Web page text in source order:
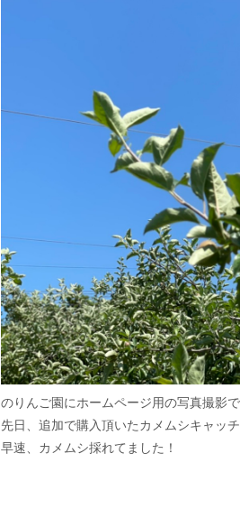
のりんご園にホームページ用の写真撮影で
先日、追加で購入頂いたカメムシキャッ
早速、カメムシ採れてました！